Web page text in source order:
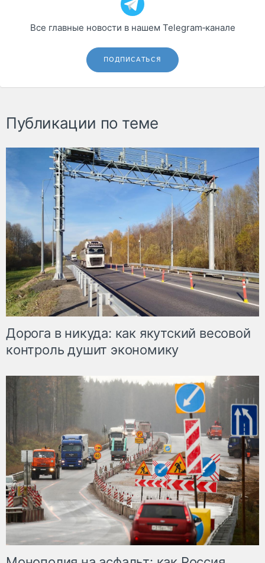
Все главные новости в нашем Telegram‑канале
ПОДПИСАТЬСЯ
Публикации по теме
Дорога в никуда: как якутский весовой
контроль душит экономику